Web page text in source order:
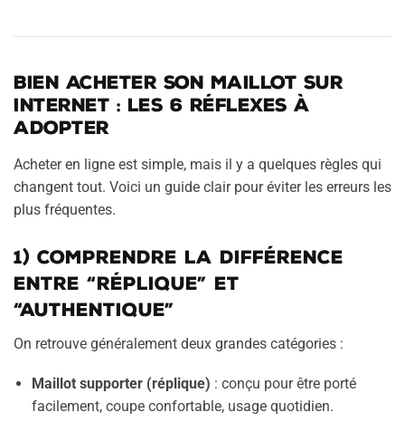
Bien acheter son maillot sur
internet : les 6 réflexes à
adopter
Acheter en ligne est simple, mais il y a quelques règles qui
changent tout. Voici un guide clair pour éviter les erreurs les
plus fréquentes.
1) Comprendre la différence
entre “réplique” et
“authentique”
On retrouve généralement deux grandes catégories :
Maillot supporter (réplique) : conçu pour être porté
facilement, coupe confortable, usage quotidien.